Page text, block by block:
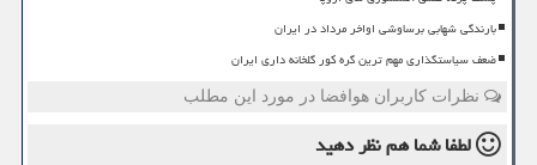
بارندگی شهابی برساوشی اواخر مرداد در ایران
ضعف سیاستگذاری مهم ترین گره کور گلخانه داری ایران
نظرات کاربران هوافضا در مورد این مطلب
لطفا شما همنظر دهید